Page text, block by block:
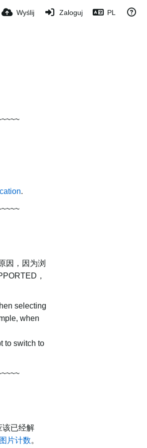
Wyślij Zaloguj PL
.
因，因为浏
，
selecting
when
to switch to
该已经解
片计数。